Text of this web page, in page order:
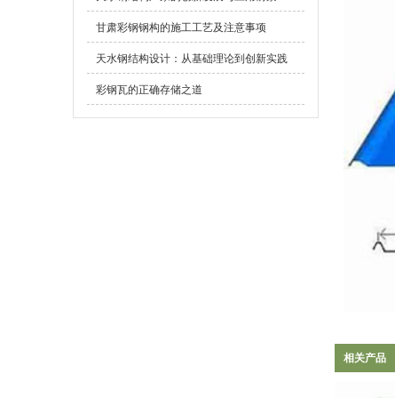
相关产品
甘肃彩钢钢构的施工工艺及注意事项
天水钢结构设计：从基础理论到创新实践
彩钢瓦的正确存储之道